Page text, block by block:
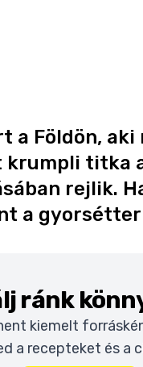
a Földön,
titka
rejlik.
a
ránk
kiemelt
a recepteket és a